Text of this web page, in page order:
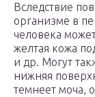
Вследствие
организме в
человека
желтая кожа
и др. Могут
нижняя
темнеет моча,